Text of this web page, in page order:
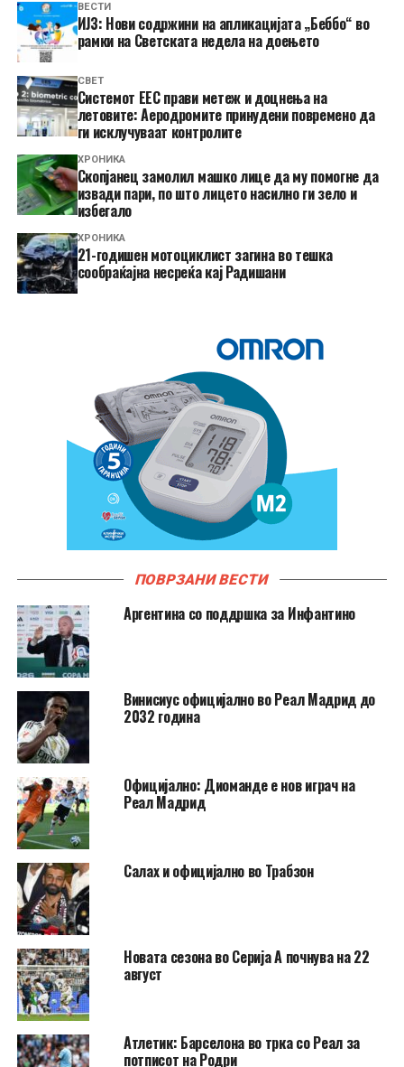
ВЕСТИ
ИЈЗ: Нови содржини на апликацијата „Беббо“ во
рамки на Светската недела на доењето
СВЕТ
Системот ЕЕС прави метеж и доцнења на
летовите: Аеродромите принудени повремено да
ги исклучуваат контролите
ХРОНИКА
Скопјанец замолил машко лице да му помогне да
извади пари, по што лицето насилно ги зело и
избегало
ХРОНИКА
21-годишен мотоциклист загина во тешка
сообраќајна несреќа кај Радишани
ПОВРЗАНИ ВЕСТИ
Аргентина со поддршка за Инфантино
Винисиус официјално во Реал Мадрид до
2032 година
Официјално: Диоманде е нов играч на
Реал Мадрид
Салах и официјално во Трабзон
Новата сезона во Серија А почнува на 22
август
Атлетик: Барселона во трка со Реал за
потписот на Родри